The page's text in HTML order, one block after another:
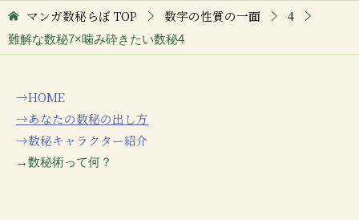
マンガ数秘らぼ TOP 数字の性質の一面 4
難解な数秘7×噛み砕きたい数秘4
→HOME
→あなたの数秘の出し方
→数秘キャラクター紹介
→数秘術って何？